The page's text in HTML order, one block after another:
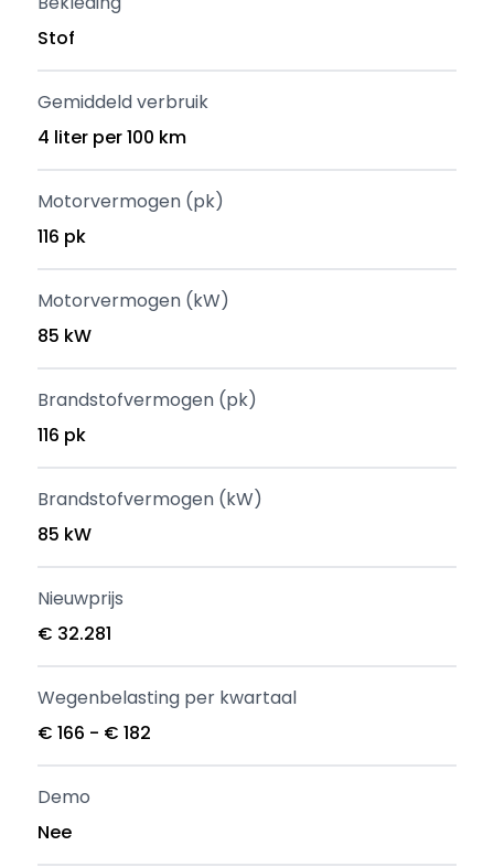
Stof
Gemiddeld verbruik
4 liter per 100 km
Motorvermogen (pk)
116 pk
Motorvermogen (kW)
85 kW
Brandstofvermogen (pk)
116 pk
Brandstofvermogen (kW)
85 kW
Nieuwprijs
€ 32.281
Wegenbelasting per kwartaal
€ 166 - € 182
Demo
Nee